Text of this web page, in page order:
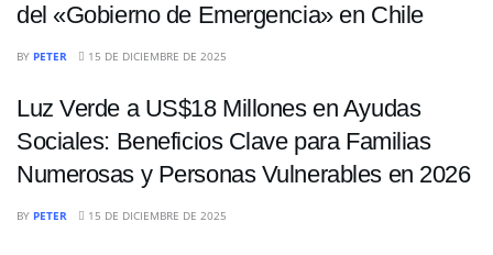
del «Gobierno de Emergencia» en Chile
BY PETER 15 DE DICIEMBRE DE 2025
Luz Verde a US$18 Millones en Ayudas
Sociales: Beneficios Clave para Familias
Numerosas y Personas Vulnerables en 2026
BY PETER 15 DE DICIEMBRE DE 2025